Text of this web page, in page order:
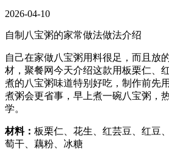
2026-04-10
自制八宝粥的家常做法做法介绍
自己在家做八宝粥用料很足，而且放
材，聚餐网今天介绍这款用板栗仁、
煮的八宝粥味道特别好吃，制作前先
煮粥会更省事，早上煮一碗八宝粥，
学。
材料： 板栗仁、花生、红芸豆、红豆
萄干、藕粉、冰糖